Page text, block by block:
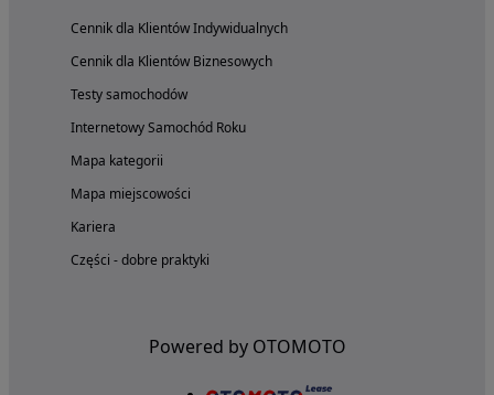
Cennik dla Klientów Indywidualnych
Cennik dla Klientów Biznesowych
Testy samochodów
Internetowy Samochód Roku
Mapa kategorii
Mapa miejscowości
Kariera
Części - dobre praktyki
Powered by OTOMOTO